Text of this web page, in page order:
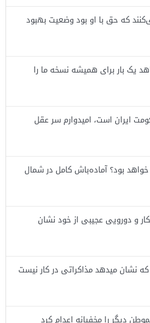
که حق با او بود وضعیت بهبود
یک بار برای همیشه نسخه ما را
ایران است، امیدوارم سر عقل
بود؟ آماده‌باش کامل در شمال
و دورویی عجیبی از خود نشان
نشان میدهد مذاکراتی در کار نیست
دیگر را مخفیانه اعدام کرد